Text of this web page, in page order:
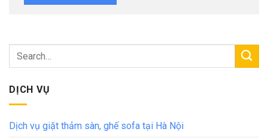
DỊCH VỤ
Dịch vụ giặt thảm sàn, ghế sofa tại Hà Nội